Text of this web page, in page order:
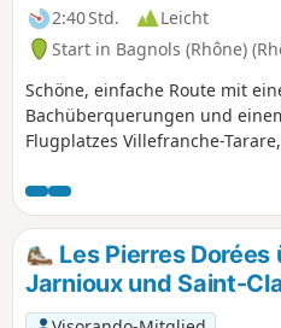
2:40 Std.
Leicht
Start in Bagnols (Rhône)
Schöne, einfache Route mit
Bachüberquerungen und
Flugplatzes Villefranche-
Lärmbelästigungen führen
Berge des Beaujolais und die
Les Pierres
Jarnioux und Saint-